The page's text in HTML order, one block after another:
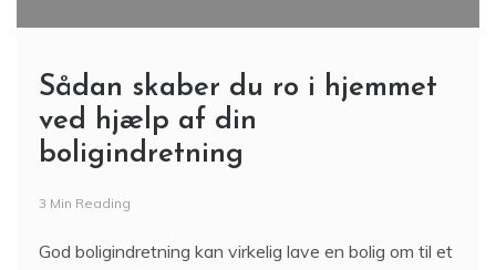
Sådan skaber du ro i hjemmet
ved hjælp af din
boligindretning
3 Min Reading
God boligindretning kan virkelig lave en bolig om til et